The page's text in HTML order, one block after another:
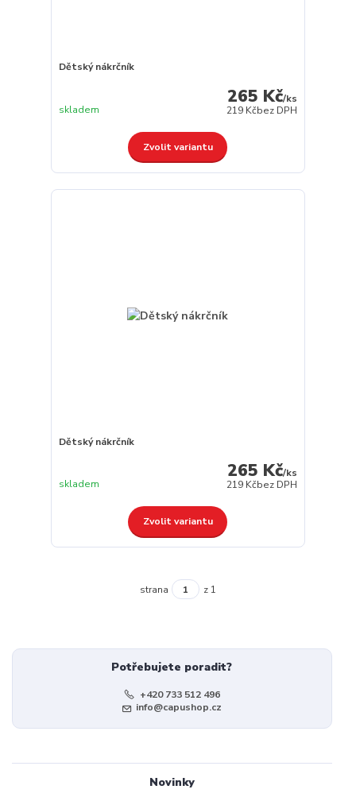
Dětský nákrčník
265 Kč/ks
219 Kčbez DPH
skladem
Zvolit variantu
Dětský nákrčník
265 Kč/ks
219 Kčbez DPH
skladem
Zvolit variantu
strana z 1
Potřebujete poradit?
+420 733 512 496
info@capushop.cz
Novinky